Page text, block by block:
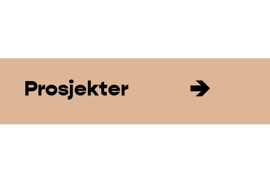
Prosjekter →